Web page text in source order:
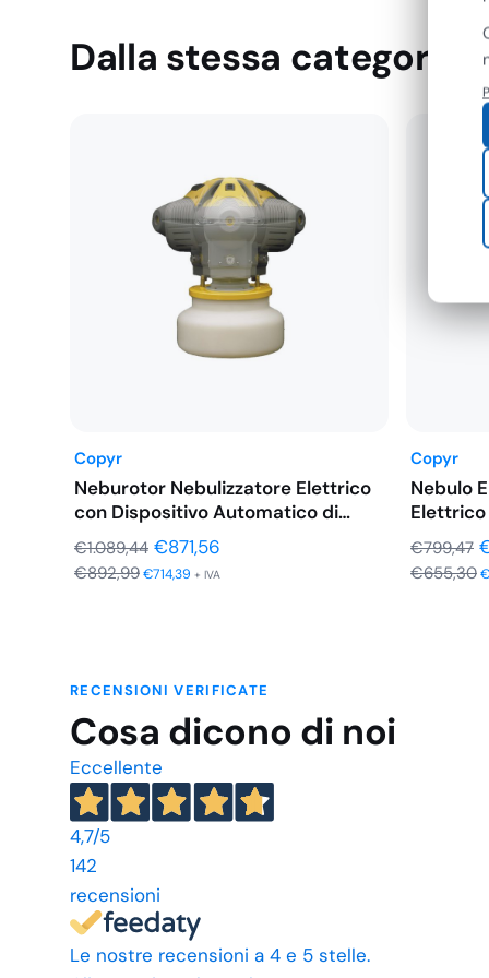
Dalla stessa categoria
Copyr
Neburotor Nebulizzatore Elettrico
con Dispositivo Automatico di
Rotazione
€1.089,44 Il
prezzo
€871,56
prezzo
€892,99€714,39 + IVA
Copyr
Nebulo
e…
€799,47 Il
€655,30€
RECENSIONI VERIFICATE
Cosa dicono di noi
Eccellente
4,7/5
142
recensioni
Le nostre recensioni a 4 e 5 stelle.